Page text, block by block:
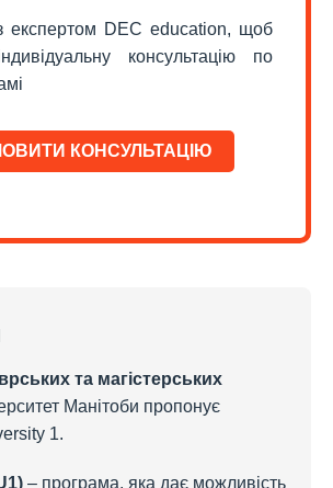
експертом DEC education, щоб
консультацію по
КОНСУЛЬТАЦІЮ
та магістерських
Манітоби пропонує
1.
– програма, яка дає можливість